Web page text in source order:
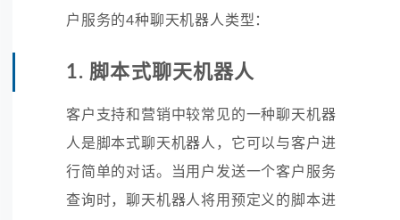
户服务的4种聊天机器人类型：
1. 脚本式聊天机器人
客户支持和营销中较常见的一种聊天机器
人是脚本式聊天机器人，它可以与客户进
行简单的对话。当用户发送一个客户服务
查询时，聊天机器人将用预定义的脚本进